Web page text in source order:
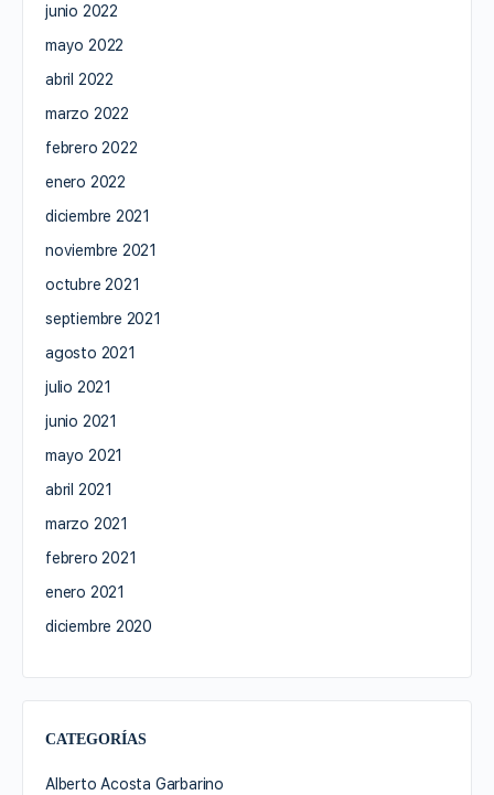
junio 2022
mayo 2022
abril 2022
marzo 2022
febrero 2022
enero 2022
diciembre 2021
noviembre 2021
octubre 2021
septiembre 2021
agosto 2021
julio 2021
junio 2021
mayo 2021
abril 2021
marzo 2021
febrero 2021
enero 2021
diciembre 2020
CATEGORÍAS
Alberto Acosta Garbarino